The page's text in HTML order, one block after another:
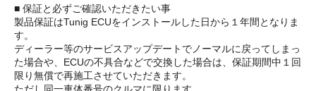
■ 保証と必ずご確認いただきたい事
製品保証はTunig ECUをインストールした日から１年間となりま
す。
ディーラー等のサービスアップデートでノーマルに戻ってしまっ
た場合や、ECUの不具合などで交換した場合は、保証期間中１回
限り無償で再施工させていただきます。
ただし同一車体番号のクルマに限ります。